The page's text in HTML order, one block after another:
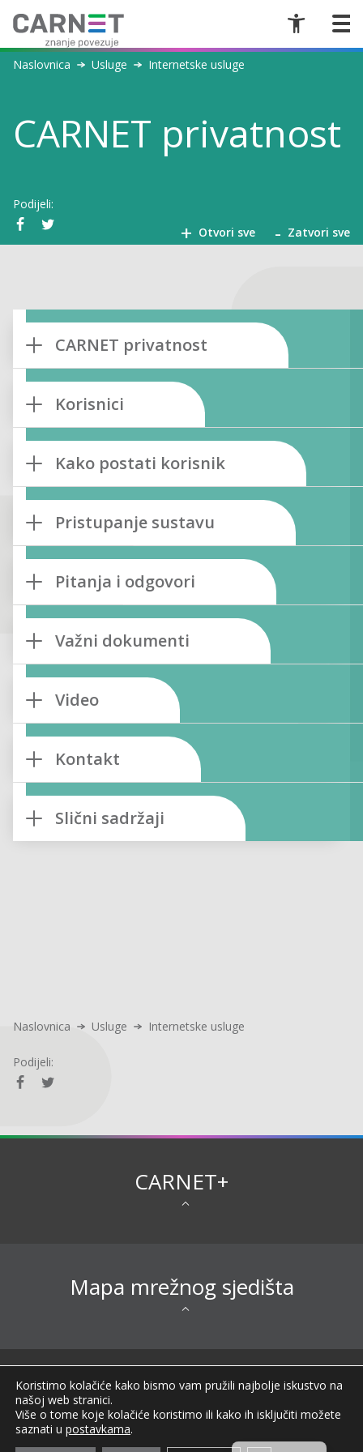
Naslovnica Usluge Internetske usluge
CARNET privatnost
Podijeli:
+ Otvori sve - Zatvori sve
CARNET privatnost
Korisnici
Kako postati korisnik
Pristupanje sustavu
Pitanja i odgovori
Važni dokumenti
Video
Kontakt
Slični sadržaji
Naslovnica Usluge Internetske usluge
Podijeli:
CARNET+
Mapa mrežnog sjedišta
Sva prava pridržana © 2026 CARNET |
Impressum|Obavijest o privatnosti| Izjava o
pristupačnosti| Uvjeti korištenja | Opći podaci o
CARNET-u|FAQ|
Koristimo kolačiće kako bismo vam pružili najbolje iskustvo na
našoj web stranici.
Više o tome koje kolačiće koristimo ili kako ih isključiti možete
saznati u postavkama.